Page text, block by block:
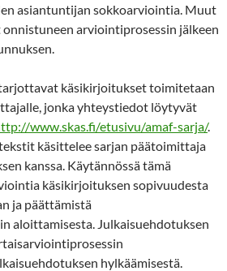
asiantuntijan sokkoarviointia. Muut
arviointiprosessin jälkeen
käsikirjoitukset toimitetaan
jonka yhteystiedot löytyvät
www.skas.fi/etusivu/amaf-sarja/.
käsittelee sarjan päätoimittaja
kanssa. Käytännössä tämä
käsikirjoituksen sopivuudesta
ja päättämistä
aloittamisesta. Julkaisuehdotuksen
hylkäämisestä.